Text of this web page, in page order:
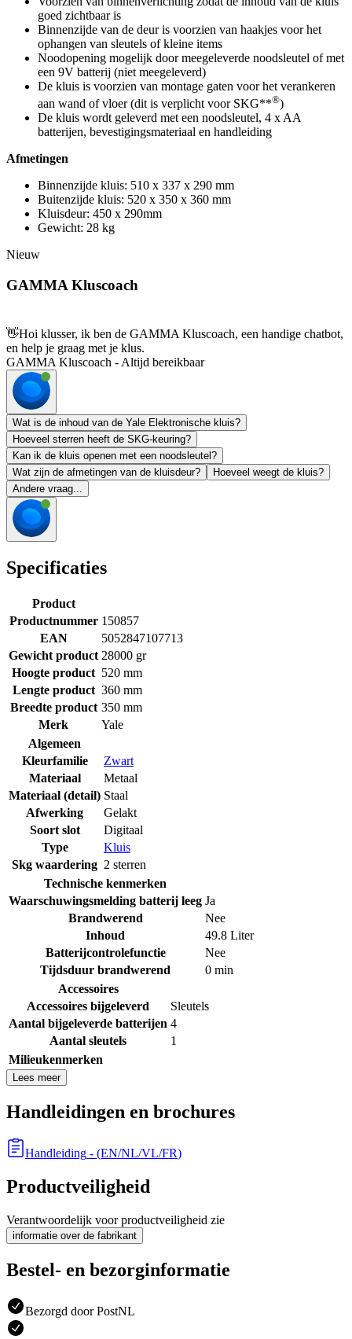
goed zichtbaar is
Binnenzijde van de deur is voorzien van haakjes voor het
ophangen van sleutels of kleine items
Noodopening mogelijk door meegeleverde noodsleutel of met
een 9V batterij (niet meegeleverd)
De kluis is voorzien van montage gaten voor het verankeren
aan wand of vloer (dit is verplicht voor SKG**®)
De kluis wordt geleverd met een noodsleutel, 4 x AA
batterijen, bevestigingsmateriaal en handleiding
Afmetingen
Binnenzijde kluis: 510 x 337 x 290 mm
Buitenzijde kluis: 520 x 350 x 360 mm
Kluisdeur: 450 x 290mm
Gewicht: 28 kg
Nieuw
GAMMA Kluscoach
👋Hoi klusser, ik ben de GAMMA Kluscoach, een handige chatbot,
en help je graag met je klus.
GAMMA Kluscoach - Altijd bereikbaar
Wat is de inhoud van de Yale Elektronische kluis?
Hoeveel sterren heeft de SKG-keuring?
Kan ik de kluis openen met een noodsleutel?
Wat zijn de afmetingen van de kluisdeur?
Hoeveel weegt de kluis?
Andere vraag...
Specificaties
Product
Productnummer 150857
EAN
5052847107713
Gewicht product 28000 gr
Hoogte product 520 mm
Lengte product 360 mm
Breedte product 350 mm
Merk
Yale
Algemeen
Kleurfamilie
Zwart
Materiaal
Metaal
Materiaal (detail) Staal
Afwerking
Gelakt
Soort slot
Digitaal
Type
Kluis
Skg waardering 2 sterren
Technische kenmerken
Waarschuwingsmelding batterij leeg Ja
Brandwerend
Nee
Inhoud
49.8 Liter
Batterijcontrolefunctie
Nee
Tijdsduur brandwerend
0 min
Accessoires
Accessoires bijgeleverd
Sleutels
Aantal bijgeleverde batterijen 4
Aantal sleutels
1
Milieukenmerken
Lees meer
Handleidingen en brochures
Handleiding - (EN/NL/VL/FR)
Productveiligheid
Verantwoordelijk voor productveiligheid zie
informatie over de fabrikant
Bestel- en bezorginformatie
Bezorgd door PostNL